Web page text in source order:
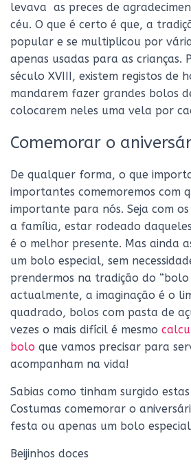
levava as preces de
céu. O que é certo é que, a
popular e se multiplicou por
apenas usadas para as crianças.
século XVIII, existem registos de
mandarem fazer grandes bolos
colocarem neles uma vela por
Comemorar o
De qualquer forma, o que
importantes comemoremos com
importante para nós. Seja com
a família, estar rodeado
é o melhor presente. Mas ainda
um bolo especial, sem
prendermos na tradição do “bolo
actualmente, a imaginação é o
quadrado, bolos com pasta de
vezes o mais difícil é mesmo
bolo que vamos precisar para
acompanham na vida!
Sabias como tinham surgido
Costumas comemorar o
festa ou apenas um bolo
Beijinhos doces